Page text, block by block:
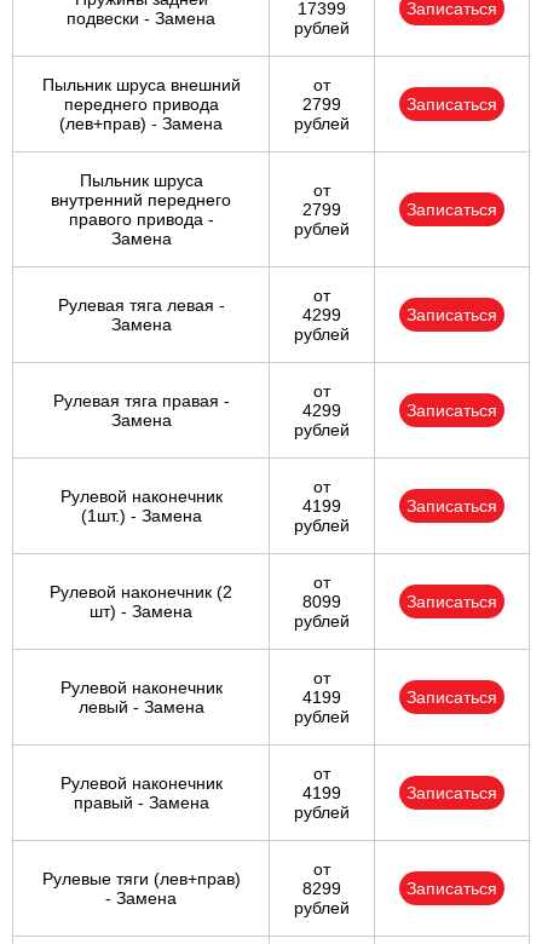
подвески - Замена
17399
рублей
Записаться
Пыльник шруса внешний
переднего привода
(лев+прав) - Замена
от
2799
рублей
Записаться
Пыльник шруса
внутренний переднего
правого привода -
Замена
от
2799
рублей
Записаться
Рулевая тяга левая -
Замена
от
4299
рублей
Записаться
Рулевая тяга правая -
Замена
от
4299
рублей
Записаться
Рулевой наконечник
(1шт.) - Замена
от
4199
рублей
Записаться
Рулевой наконечник (2
шт) - Замена
от
8099
рублей
Записаться
Рулевой наконечник
левый - Замена
от
4199
рублей
Записаться
Рулевой наконечник
правый - Замена
от
4199
рублей
Записаться
Рулевые тяги (лев+прав)
- Замена
от
8299
рублей
Записаться